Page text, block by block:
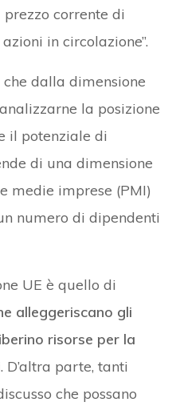
corrente di
in circolazione”.
dalla dimensione
la posizione
il potenziale di
di una dimensione
medie imprese (PMI)
numero di dipendenti
UE è quello di
alleggeriscano gli
risorse per la
. D’altra parte, tanti
che possano